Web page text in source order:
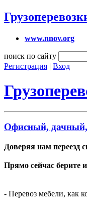
www.nnov.org
поиск по сайту
Регистрация | Вход
Офисный, дачный,
Доверяя нам переезд
Прямо сейчас берите
- Перевоз мебели, как